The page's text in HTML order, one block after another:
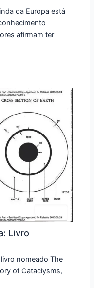
da Europa está
afirmam ter
Livro
nomeado The
of Cataclysms,